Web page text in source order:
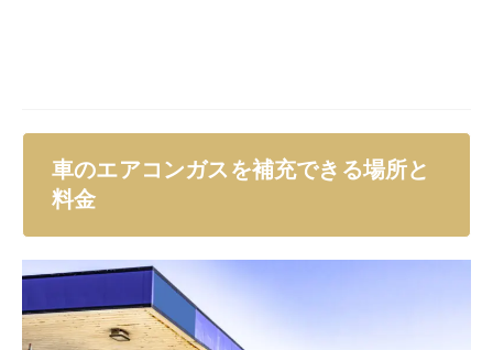
車のエアコンガスを補充できる場所と
料金